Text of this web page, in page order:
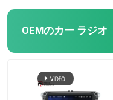
OEMのカー ラジオ